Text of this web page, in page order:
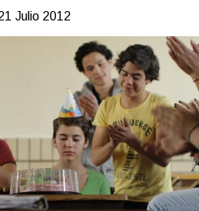
Julio 2012